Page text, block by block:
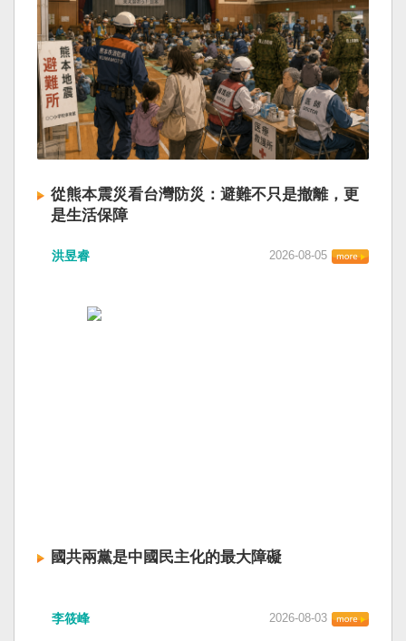
從熊本震災看台灣防災：避難不只是撤離，更
是生活保障
洪昱睿 2026-08-05
國共兩黨是中國民主化的最大障礙
李筱峰 2026-08-03